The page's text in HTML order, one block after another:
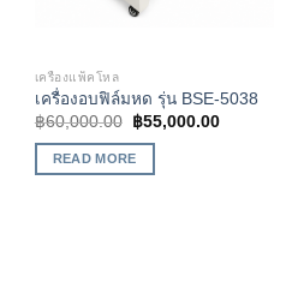
เครื่องแพ็คโหล
เครื่องอบฟิล์มหด รุ่น BSE-5038
฿60,000.00 ฿55,000.00
READ MORE